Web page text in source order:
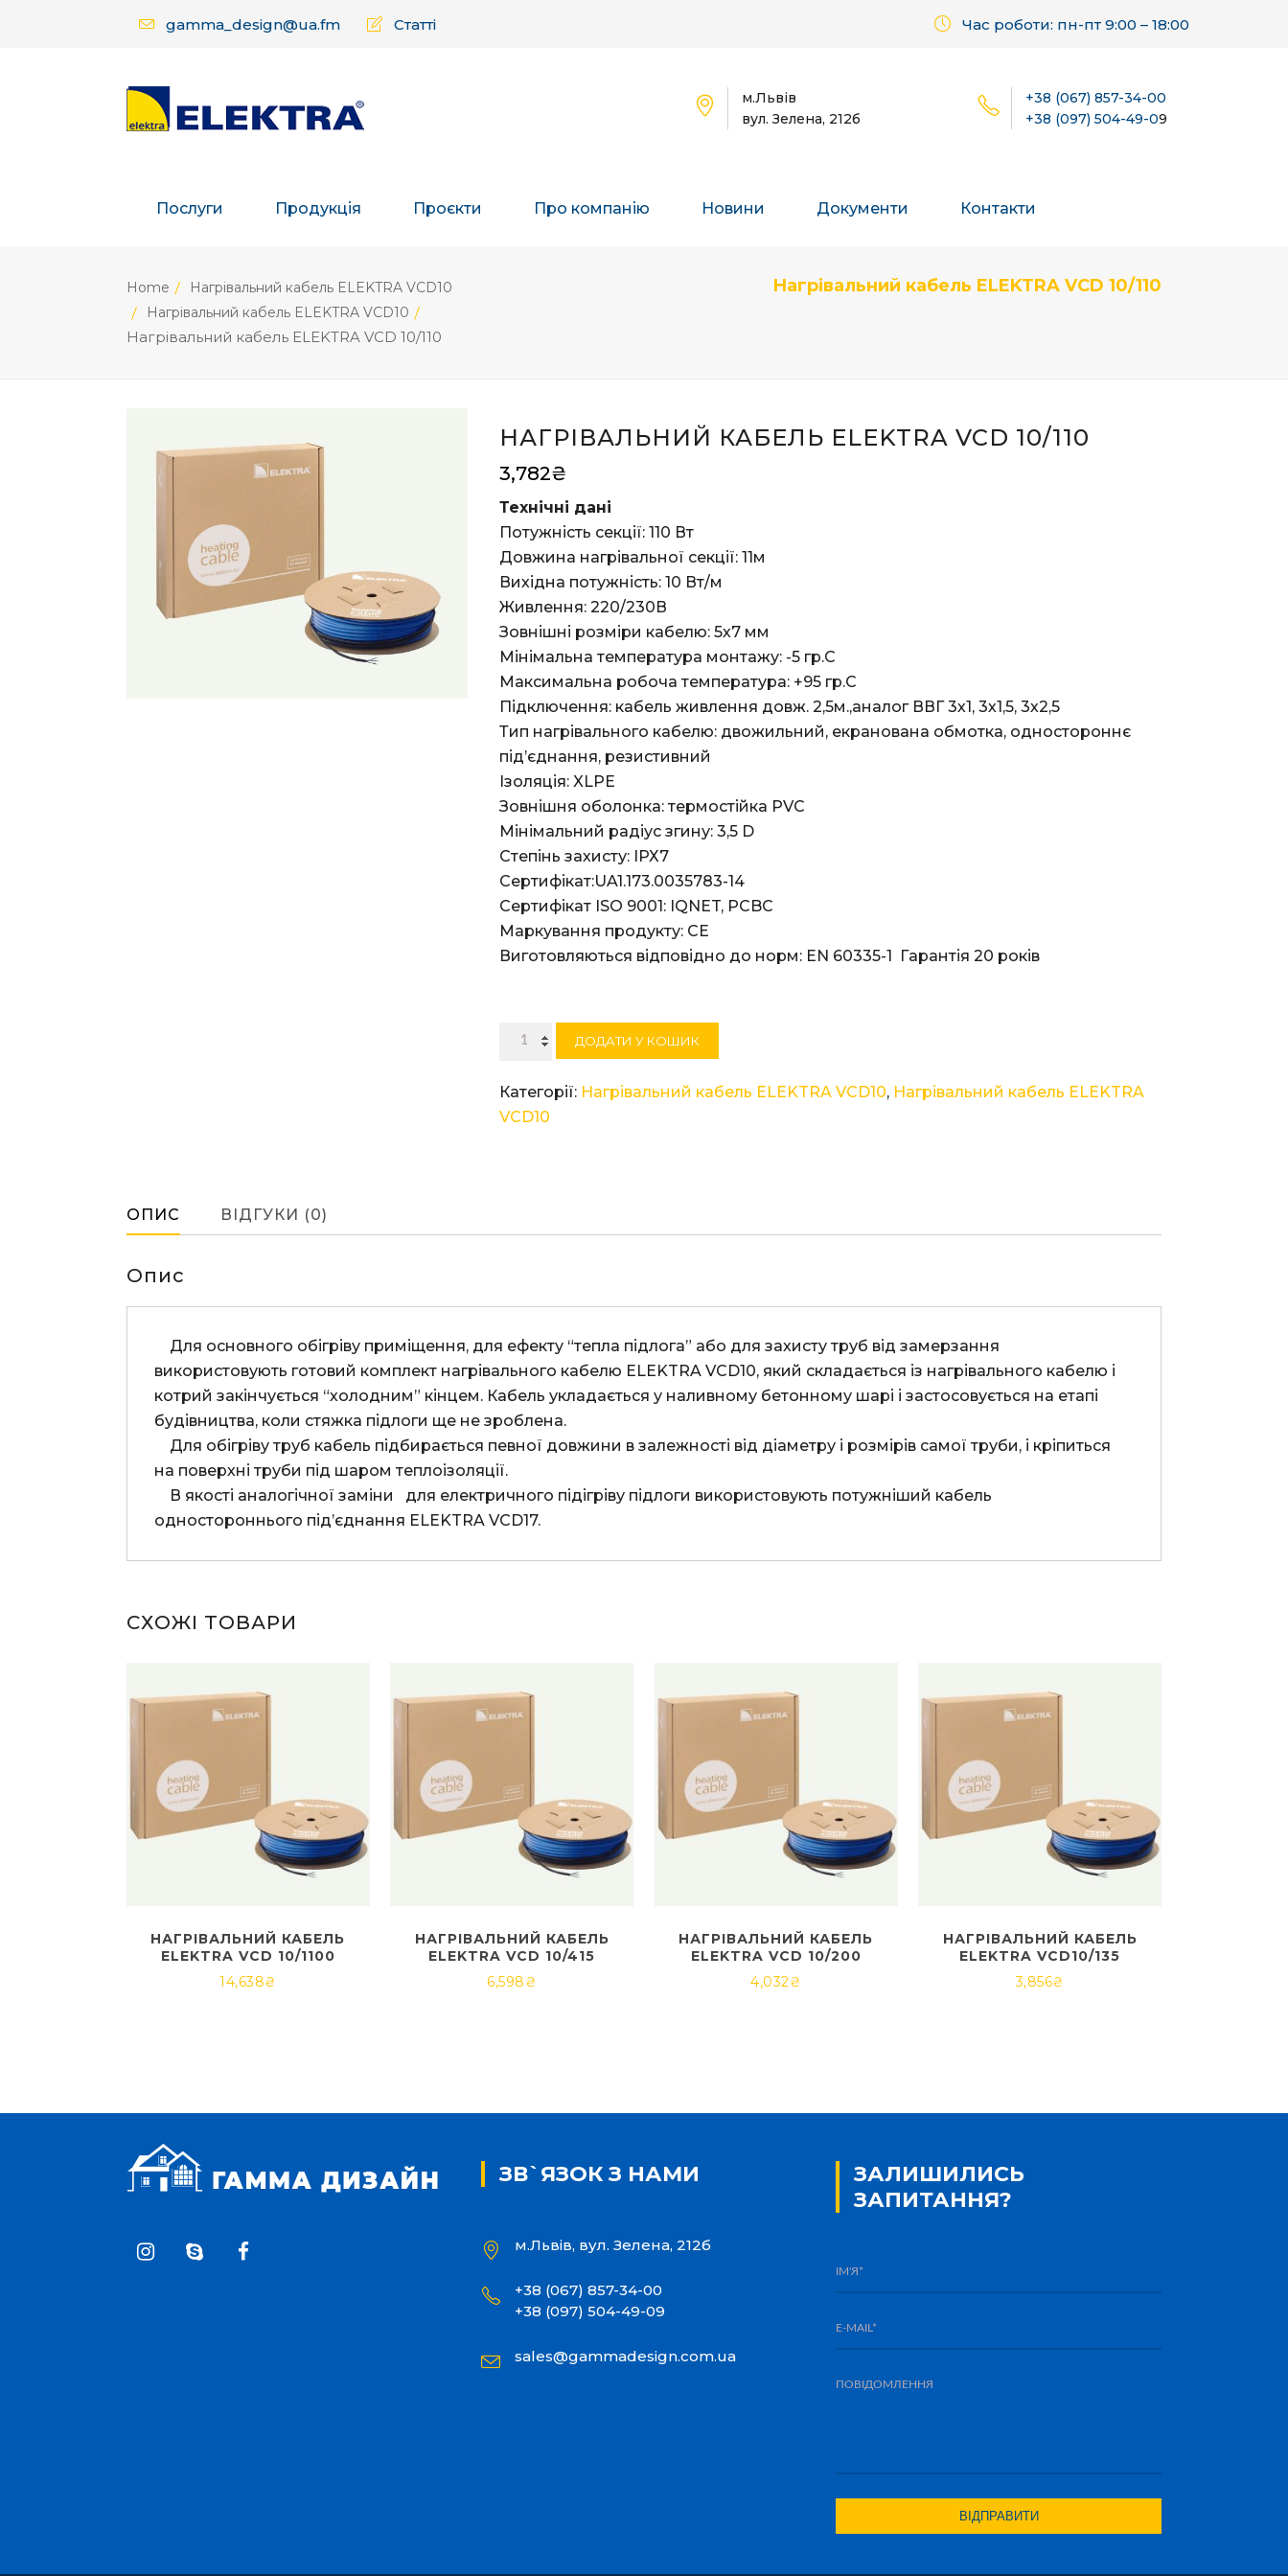
gamma_design@ua.fm Статті Час роботи: пн-пт 9:00 – 18:00
м.Львів
вул. Зелена, 212б
+38 (067) 857-34-00
+38 (097) 504-49-09
Послуги Продукція Проєкти Про компанію Новини Документи Контакти
Нагрівальний кабель ELEKTRA VCD 10/110
Home
Нагрівальний кабель ELEKTRA VCD10
Нагрівальний кабель ELEKTRA VCD10
Нагрівальний кабель ELEKTRA VCD 10/110
НАГРІВАЛЬНИЙ КАБЕЛЬ ELEKTRA VCD 10/110
3,782₴
Технічні дані
Потужність секції: 110 Вт
Довжина нагрівальної секції: 11м
Вихідна потужність: 10 Вт/м
Живлення: 220/230В
Зовнішні розміри кабелю: 5х7 мм
Мінімальна температура монтажу: -5 гр.С
Максимальна робоча температура: +95 гр.С
Підключення: кабель живлення довж. 2,5м.,аналог ВВГ 3х1, 3х1,5, 3х2,5
Тип нагрівального кабелю: двожильний, екранована обмотка, одностороннє
під’єднання, резистивний
Ізоляція: XLPE
Зовнішня оболонка: термостійка PVC
Мінімальний радіус згину: 3,5 D
Степінь захисту: ІРХ7
Сертифікат:UA1.173.0035783-14
Сертифікат ISO 9001: IQNET, PCBC
Маркування продукту: СЕ
Виготовляються відповідно до норм: EN 60335-1 Гарантія 20 років
Нагрівальний
кабель
ELEKTRA
VCD
ДОДАТИ У КОШИК
Категорії: Нагрівальний кабель ELEKTRA VCD10, Нагрівальний кабель ELEKTRA
VCD10
ОПИС ВІДГУКИ (0)
Опис
використовують готовий комплект нагрівального кабелю ELEKTRA VCD10, який складається із нагрівального кабелю і
котрий закінчується “холодним” кінцем. Кабель укладається у наливному бетонному шарі і застосовується на етапі
будівництва, коли стяжка підлоги ще не зроблена.
на поверхні труби під шаром теплоізоляції.
одностороннього під’єднання ELEKTRA VCD17.
СХОЖІ ТОВАРИ
НАГРІВАЛЬНИЙ КАБЕЛЬ
ELEKTRA VCD 10/1100
14,638₴
НАГРІВАЛЬНИЙ КАБЕЛЬ
ELEKTRA VCD 10/415
6,598₴
НАГРІВАЛЬНИЙ КАБЕЛЬ
ELEKTRA VCD 10/200
4,032₴
НАГРІВАЛЬНИЙ КАБЕЛЬ
ELEKTRA VCD10/135
3,856₴
ЗВ`ЯЗОК З НАМИ
м.Львів, вул. Зелена, 212б
+38 (067) 857-34-00
+38 (097) 504-49-09
sales@gammadesign.com.ua
ЗАЛИШИЛИСЬ
ЗАПИТАННЯ?